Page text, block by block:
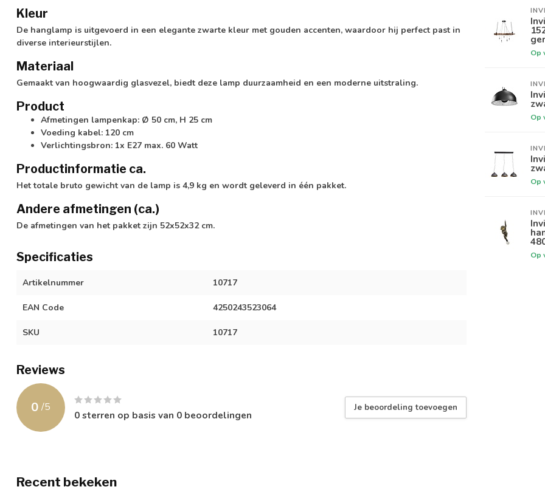
Kleur
De hanglamp is uitgevoerd in een elegante zwarte kleur met gouden accenten, waardoor hij perfect past in
diverse interieurstijlen.
Materiaal
Gemaakt van hoogwaardig glasvezel, biedt deze lamp duurzaamheid en een moderne uitstraling.
Product
Afmetingen lampenkap: Ø 50 cm, H 25 cm
Voeding kabel: 120 cm
Verlichtingsbron: 1x E27 max. 60 Watt
Productinformatie ca.
Het totale bruto gewicht van de lamp is 4,9 kg en wordt geleverd in één pakket.
Andere afmetingen (ca.)
De afmetingen van het pakket zijn 52x52x32 cm.
Specificaties
Artikelnummer 10717
EAN Code 4250243523064
SKU 10717
Reviews
0 /5
0sterren op basis van 0 beoordelingen
Je beoordeling toevoegen
Op
Op
Op
Op
Recent bekeken